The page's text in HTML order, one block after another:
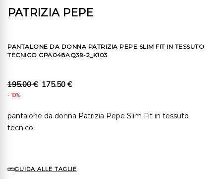
PATRIZIA PEPE
PANTALONE DA DONNA PATRIZIA PEPE SLIM FIT IN TESSUTO
TECNICO CPA048AQ39-2_K103
195.00 € 175.50 €
- 10%
pantalone da donna Patrizia Pepe Slim Fit in tessuto
tecnico
GUIDA ALLE TAGLIE